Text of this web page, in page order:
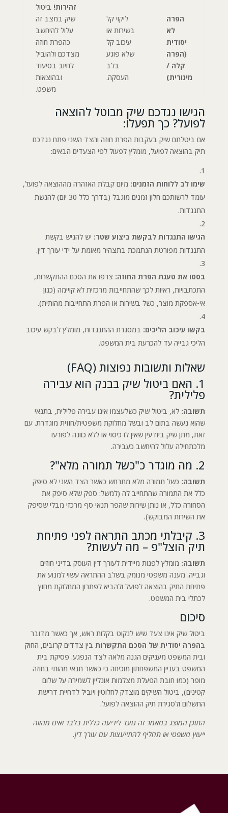
הפרה
לא
יסודית
(הפרה
קלה /
מינורית)
ליקוי קל
בשירות או
עיכוב קל
שלא פוגע
בלב
העסקה.
זהירות! ביטול
שיק במצב זה
עלול להיחשב
כהפרת חוזה
מצדכם ולהוביל
לחיוב בסיעוד
ובהוצאות
משפט.
הגישו נגדכם שיק מבוטל להוצאה
לפועל? כך תפעלו:
אם ביטלתם שיק בעקבות הפרת חוזה והצד השני פתח נגדכם
תיק בהוצאה לפועל, מומלץ לפעול לפי הצעדים הבאים:
שימו לב ללוחות הזמנים: מיום קבלת האזהרה מההוצאה לפועל,
עומד לרשותכם חלון זמנים מוגבל (בדרך כלל 30 יום) להגשת
התנגדות.
הגישו התנגדות לבקשת ביצוע שטר: יש להגיש בקשת
התנגדות מפורטת הנתמכת בתצהיר מאומת על ידי עורך דין.
בססו את טענת הפרת החוזה: צרפו את הסכם ההתקשרות,
התכתבויות, ראיות לכך שהתחייבות מרכזית לא קויימה (כגון
אי-אספקת מוצר, כשל בשירות או הפרת התחייבות מהותית).
בקשו עיכוב הליכים: במסגרת ההתנגדות, מומלץ לבקש עיכוב
הליכי גבייה עד להכרעת בית המשפט.
שאלות ותשובות נפוצות (FAQ)
1. האם ביטול שיק בבנק הוא עבירה
פלילית?
תשובה: לא, ביטול שיק כשלעצמו אינו עבירה פלילית, בתנאי
שהוא נעשה בתום לב ובשל מחלוקת משפטית/חוזית מוגדרת. עם
זאת, מתן שיק ביודעין שאין לו כיסוי או ללא כוונה לפורעו
מלכתחילה עלול להיחשב כעבירה.
2. מה מוגדר כ"כשל תמורה מלא"?
תשובה: כשל תמורה מלא מתרחש כאשר הצד השני לא סיפק
כלל את התמורה שהתחייב לה (למשל: ספק שלא סיפק את
הסחורה כלל, או נותן שירות שהפר תנאי סף מרכזי מבלי שסיפק
את השירות המבוקש).
3. קיבלתי מכתב התראה לפני פתיחת
תיק הוצל"פ – מה לעשות?
תשובה: מומלץ לפנות מיידית לעורך דין העוסק בדיני חוזים
וגבייה. מענה משפטי מנומק בשלב ההתראה עשוי למנוע את
פתיחת התיק בהוצאה לפועל ולהביא לפתרון המחלוקת מחוץ
לכתלי בית המשפט.
סיכום
ביטול שיק אינו צעד שיש לנקוט בקלות ראש, אך כאשר מדובר
בהפרה יסודית של הסכם התקשרותבין צדדים קרובים, החוק
ובית המשפט מעניקים הגנה מלאה לצד הנפגע. פסיקת בית
המשפט בעניין המשפחתון מוכיחה כי כאשר תנאי מהותי בחוזה
מופר (כמו חובת הפעלת מצלמות אונליין לשמירה על שלום
קטינים), ביטול השיקים מוצדק לחלוטין ויוביל לדחיית דרישת
התשלום ולסגירת תיק ההוצאה לפועל.
התוכן המוצג במאמר זה נועד לידיעה כללית בלבד ואינו מהווה
ייעוץ משפטי או תחליף להתייעצות עם עורך דין.